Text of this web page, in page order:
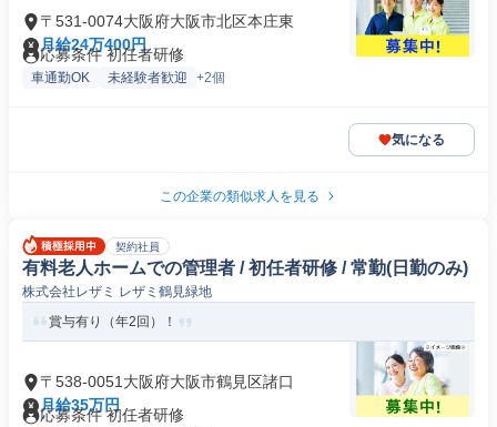
〒531-0074大阪府大阪市北区本庄東
月給24万400円
応募条件 初任者研修
車通勤OK 未経験者歓迎 +2個
気になる
この企業の類似求人を見る
契約社員
有料老人ホームでの管理者 / 初任者研修 / 常勤(日勤のみ)
株式会社レザミ レザミ鶴見緑地
賞与有り（年2回）！
〒538-0051大阪府大阪市鶴見区諸口
月給35万円
応募条件 初任者研修